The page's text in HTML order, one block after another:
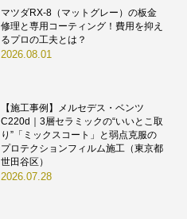
マツダRX-8（マットグレー）の板金
修理と専用コーティング！費用を抑え
るプロの工夫とは？
2026.08.01
【施工事例】メルセデス・ベンツ
C220d｜3層セラミックの“いいとこ取
り”「ミックスコート」と弱点克服の
プロテクションフィルム施工（東京都
世田谷区）
2026.07.28